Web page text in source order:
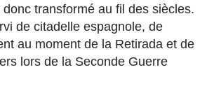
donc transformé au fil des siècles.
de citadelle espagnole, de
au moment de la Retirada et de
lors de la Seconde Guerre